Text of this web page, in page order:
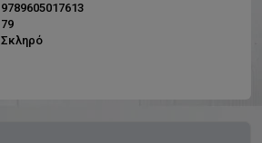
9789605017613
79
Σκληρό